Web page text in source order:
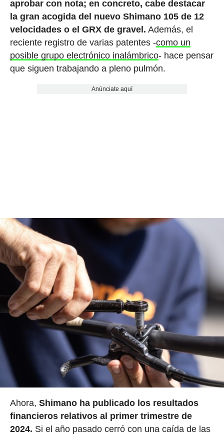
aprobar con nota; en concreto, cabe destacar
la gran acogida del nuevo Shimano 105 de 12
velocidades o el GRX de gravel. Además, el
reciente registro de varias patentes -como un
posible grupo electrónico inalámbrico- hace pensar
que siguen trabajando a pleno pulmón.
Anúnciate aquí
Ahora, Shimano ha publicado los resultados
financieros relativos al primer trimestre de
2024. Si el año pasado cerró con una caída de las